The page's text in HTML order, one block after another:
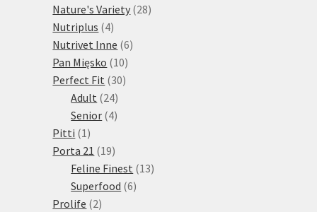
Nature's Variety 2828
Nutriplus 44
produkty
Nutrivet Inne 66
Pan Mięsko 1010
produktů
Perfect Fit 3030
Adult 2424
produktů
Senior 44
Pitti 1 1
produkt
Porta 21 1919
produktů
Feline Finest 1313
Superfood 66
Prolife 22